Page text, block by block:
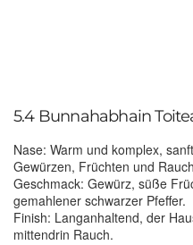
5.4 Bunnahabhain
Nase: Warm und komplex,
Gewürzen, Früchten und
Geschmack: Gewürz, süße
gemahlener schwarzer Pfeffer.
Finish: Langanhaltend, der
mittendrin Rauch.